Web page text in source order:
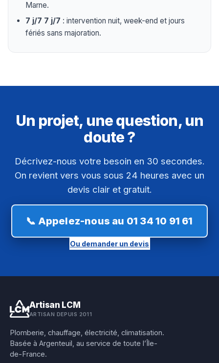
Marne.
7 j/7 7 j/7 : intervention nuit, week-end et jours
fériés sans majoration.
Un projet, une question, un
doute ?
Décrivez-nous votre besoin en 30 secondes.
On revient vers vous sous 24 heures avec un
devis clair et gratuit.
📞 Appelez-nous au 01 34 10 91 61
Ou demander un devis
Artisan LCM
ARTISAN DEPUIS 2011
Plomberie, chauffage, électricité, climatisation.
Basée à Argenteuil, au service de toute l’Île-
de-France.